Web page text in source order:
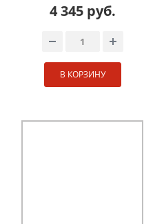
4 345 руб.
В КОРЗИНУ